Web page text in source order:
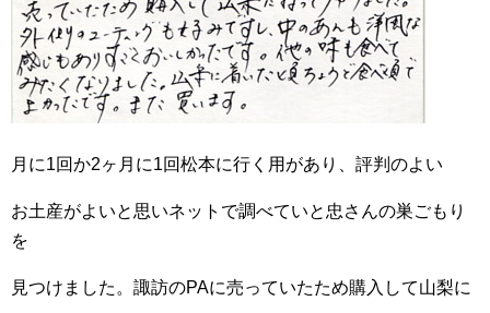
月に1回か2ヶ月に1回松本に行く用があり、評判のよい
お土産がよいと思いネットで調べていと忠さんの巣ごもり
を
見つけました。諏訪のPAに売っていたため購入して山梨に